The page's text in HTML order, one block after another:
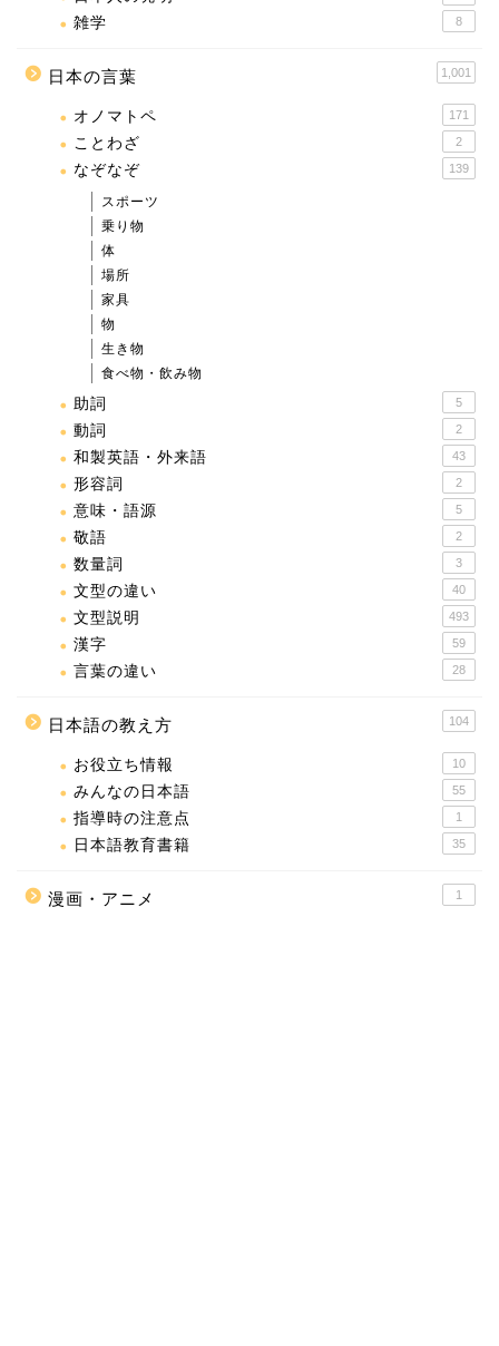
雑学 8
日本の言葉 1,001
オノマトペ 171
ことわざ 2
なぞなぞ 139
スポーツ
乗り物
体
場所
家具
物
生き物
食べ物・飲み物
助詞 5
動詞 2
和製英語・外来語 43
形容詞 2
意味・語源 5
敬語 2
数量詞 3
文型の違い 40
文型説明 493
漢字 59
言葉の違い 28
日本語の教え方 104
お役立ち情報 10
みんなの日本語 55
指導時の注意点 1
日本語教育書籍 35
漫画・アニメ 1